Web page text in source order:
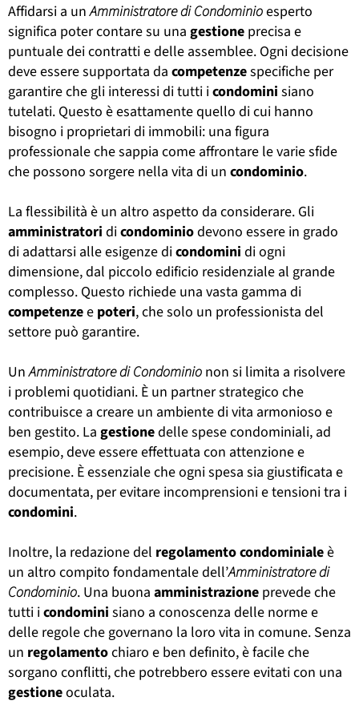
Affidarsi a unAmministratore di Condominioesperto
significa poter contare su una gestione precisa e
puntuale dei contratti e delle assemblee. Ogni decisione
deve essere supportata da competenzespecifiche per
garantire che gli interessi di tutti icondomini siano
tutelati. Questo è esattamente quello di cui hanno
bisogno i proprietari di immobili: una figura
professionale che sappia come affrontare le varie sfide
che possono sorgere nella vita di un condominio.
La flessibilità è un altro aspetto da considerare. Gli
amministratori dicondominiodevono essere in grado
di adattarsi alle esigenze dicondomini di ogni
dimensione, dal piccolo edificio residenziale al grande
complesso. Questo richiede una vasta gamma di
competenzee poteri, che solo un professionista del
settore può garantire.
UnAmministratore di Condominio non si limita a risolvere
i problemi quotidiani. È un partner strategico che
contribuisce a creare un ambiente di vita armonioso e
ben gestito. La gestionedelle spese condominiali, ad
esempio, deve essere effettuata con attenzione e
precisione. È essenziale che ogni spesa sia giustificata e
documentata, per evitare incomprensioni e tensioni tra i
condomini.
Inoltre, la redazione del regolamentocondominialeè
un altro compito fondamentale dell’Amministratore di
Condominio. Una buona amministrazione prevede che
tutti icondomini siano a conoscenza delle norme e
delle regole che governano la loro vita in comune. Senza
un regolamentochiaro e ben definito, è facile che
sorgano conflitti, che potrebbero essere evitati con una
gestioneoculata.